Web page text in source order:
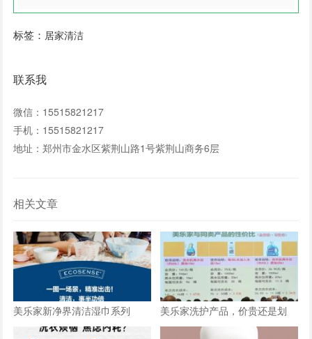
标签： 居家清洁
联系我
微信：15515821217
手机：15515821217
地址：郑州市金水区紫荆山路1号紫荆山商务6层
相关文章
美乐家新净界清洁湿巾系列
美乐家洗护产品，价贵还是划
算？一张图告诉你答案